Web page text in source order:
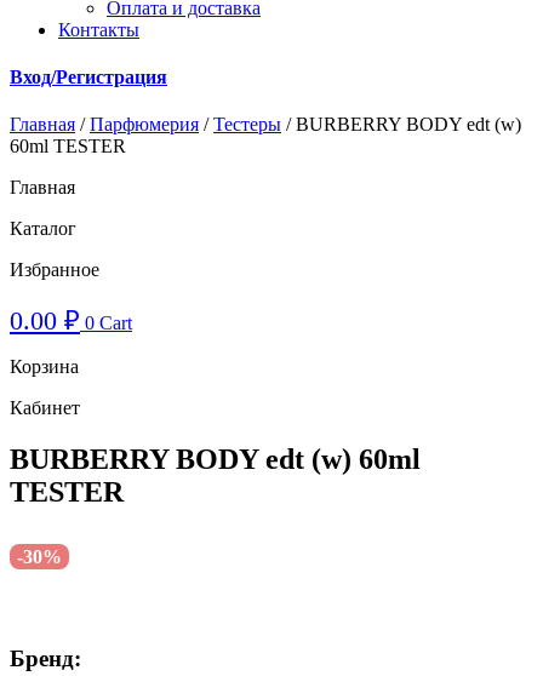
Оплата и доставка
Контакты
Вход/Регистрация
Главная /Парфюмерия /Тестеры / BURBERRY BODY edt (w)
60ml TESTER
Главная
Каталог
Избранное
0.00 ₽ 0 Cart
Корзина
Кабинет
BURBERRY BODY edt (w) 60ml
TESTER
-30%
Бренд: